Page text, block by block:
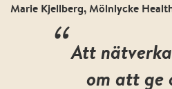
Marie Kjellberg, Mölnlycke
“ Att
om att ge